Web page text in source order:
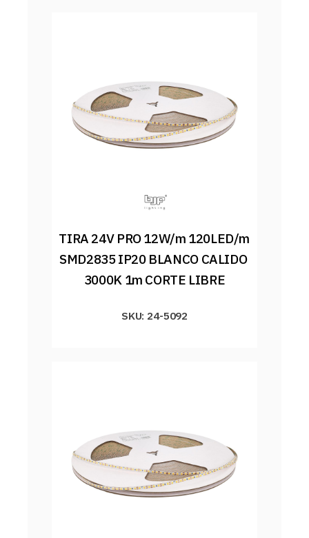
TIRA 24V PRO 12W/m 120LED/m
SMD2835 IP20 BLANCO CALIDO
3000K 1m CORTE LIBRE
SKU: 24-5092